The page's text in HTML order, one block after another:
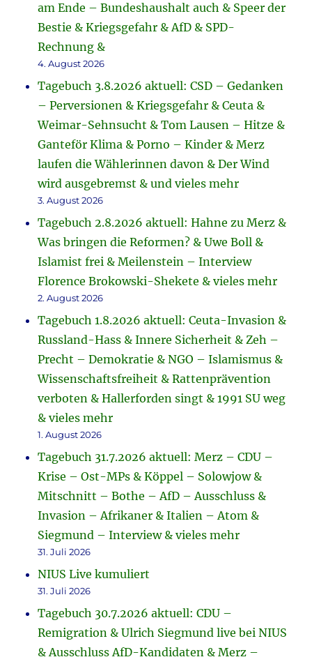
am Ende – Bundeshaushalt auch & Speer der
Bestie & Kriegsgefahr & AfD & SPD-
Rechnung &
4. August 2026
Tagebuch 3.8.2026 aktuell: CSD – Gedanken
– Perversionen & Kriegsgefahr & Ceuta &
Weimar-Sehnsucht & Tom Lausen – Hitze &
Ganteför Klima & Porno – Kinder & Merz
laufen die Wählerinnen davon & Der Wind
wird ausgebremst & und vieles mehr
3. August 2026
Tagebuch 2.8.2026 aktuell: Hahne zu Merz &
Was bringen die Reformen? & Uwe Boll &
Islamist frei & Meilenstein – Interview
Florence Brokowski-Shekete & vieles mehr
2. August 2026
Tagebuch 1.8.2026 aktuell: Ceuta-Invasion &
Russland-Hass & Innere Sicherheit & Zeh –
Precht – Demokratie & NGO – Islamismus &
Wissenschaftsfreiheit & Rattenprävention
verboten & Hallerforden singt & 1991 SU weg
& vieles mehr
1. August 2026
Tagebuch 31.7.2026 aktuell: Merz – CDU –
Krise – Ost-MPs & Köppel – Solowjow &
Mitschnitt – Bothe – AfD – Ausschluss &
Invasion – Afrikaner & Italien – Atom &
Siegmund – Interview & vieles mehr
31. Juli 2026
NIUS Live kumuliert
31. Juli 2026
Tagebuch 30.7.2026 aktuell: CDU –
Remigration & Ulrich Siegmund live bei NIUS
& Ausschluss AfD-Kandidaten & Merz –